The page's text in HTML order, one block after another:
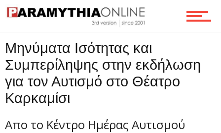
Ροή
Επικοινωνία
Μηνύματα Ισότητας και
Συμπερίληψης στην εκδήλωση
για τον Αυτισμό στο Θέατρο
Καρκαμίσι
Απο το Κέντρο Ημέρας Αυτισμού